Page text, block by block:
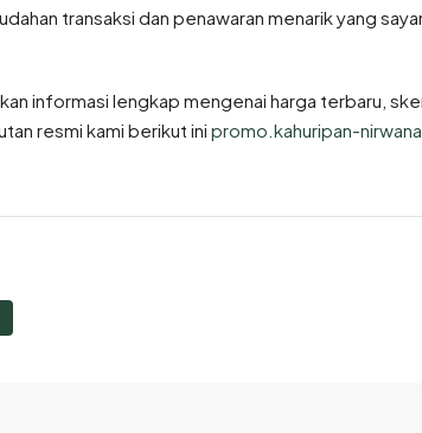
transaksi dan penawaran menarik yang
informasi lengkap mengenai harga terbaru,
resmi kami berikut ini promo.kahuripan-